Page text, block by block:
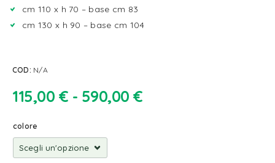
cm 110 x h 70 – base cm 83
cm 130 x h 90 – base cm 104
COD: N/A
115,00 € - 590,00 €
colore